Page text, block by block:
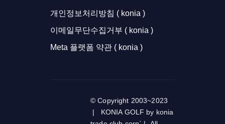
개인정보처리방침 ( konia )
이메일무단수집거부 ( konia )
Meta 플랫폼 약관 ( konia )
© Copyright 2003~2023
| KONIA GOLF by konia